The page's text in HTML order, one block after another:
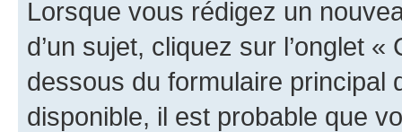
Lorsque vous rédigez un
d’un sujet, cliquez sur l’onglet
dessous du formulaire principal
disponible, il est probable que